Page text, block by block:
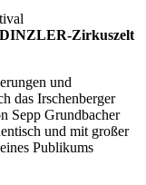
DINZLER-Zirkuszelt
und
das Irschenberger
Sepp Grundbacher
und mit großer
Publikums